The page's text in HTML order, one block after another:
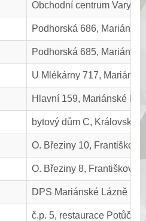
Obchodní centrum
Podhorská 686,
Podhorská 685,
U Mlékárny 717,
Hlavní 159, Mariánské
bytový dům C, Královské
O. Březiny 10, Františkovy
O. Březiny 8, Františkovy
DPS Mariánské Lázně
č.p. 5, restaurace Potůčky